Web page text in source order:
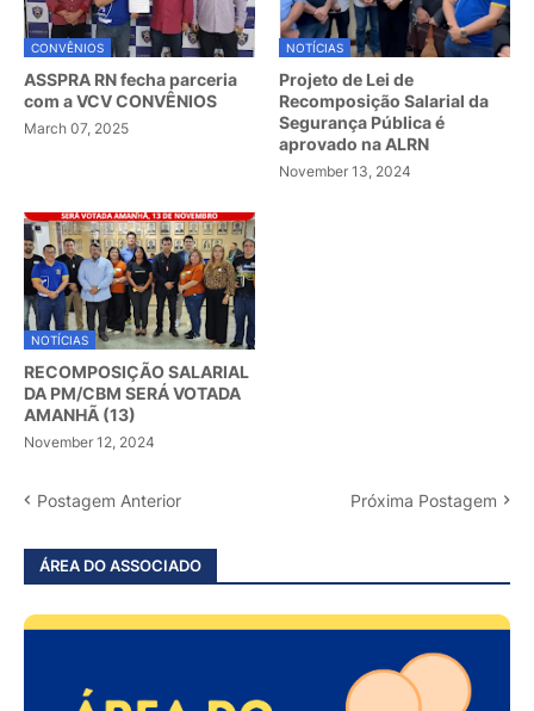
CONVÊNIOS
ASSPRA RN fecha parceria
com a VCV CONVÊNIOS
March 07, 2025
NOTÍCIAS
Projeto de Lei de
Recomposição Salarial da
Segurança Pública é
aprovado na ALRN
November 13, 2024
NOTÍCIAS
RECOMPOSIÇÃO SALARIAL
DA PM/CBM SERÁ VOTADA
AMANHÃ (13)
November 12, 2024
Postagem Anterior Próxima Postagem
ÁREA DO ASSOCIADO